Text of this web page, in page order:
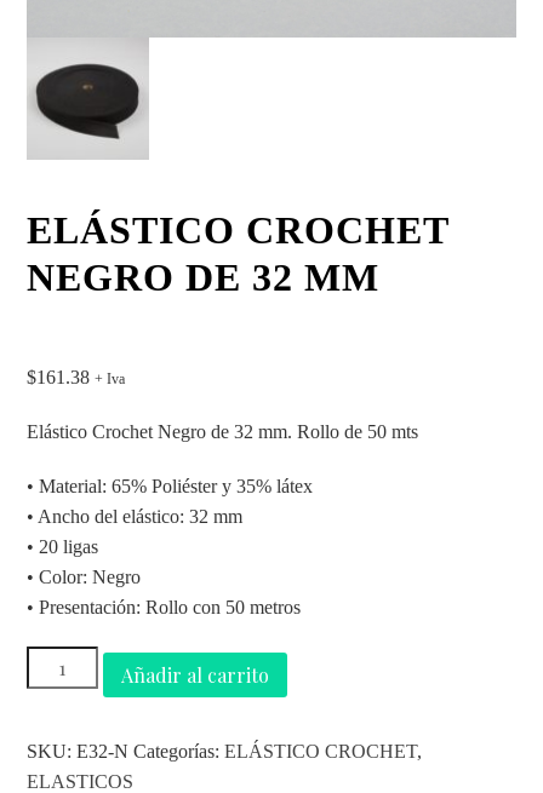
ELÁSTICO CROCHET
NEGRO DE 32 MM
$161.38 + Iva
Elástico Crochet Negro de 32 mm. Rollo de 50 mts
• Material: 65% Poliéster y 35% látex
• Ancho del elástico: 32 mm
• 20 ligas
• Color: Negro
• Presentación: Rollo con 50 metros
Añadir al carrito
SKU:E32-N Categorías:ELÁSTICO CROCHET,
ELASTICOS